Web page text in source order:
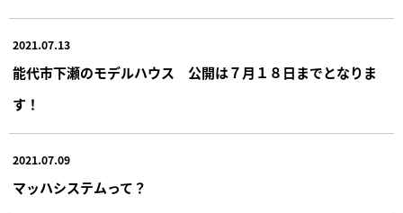
2021.07.13
能代市下瀬のモデルハウス 公開は７月１８日までとなりま
す！
2021.07.09
マッハシステムって？